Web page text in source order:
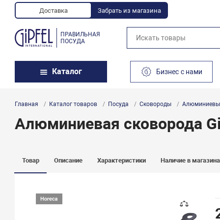
Доставка Забрать из магазина
ПРАВИЛЬНАЯ
ПОСУДА
Каталог Бизнес с нами
Главная Каталог товаров Посуда Сковороды
Алюминиевая сковорода
Товар Описание Характеристики Наличие в